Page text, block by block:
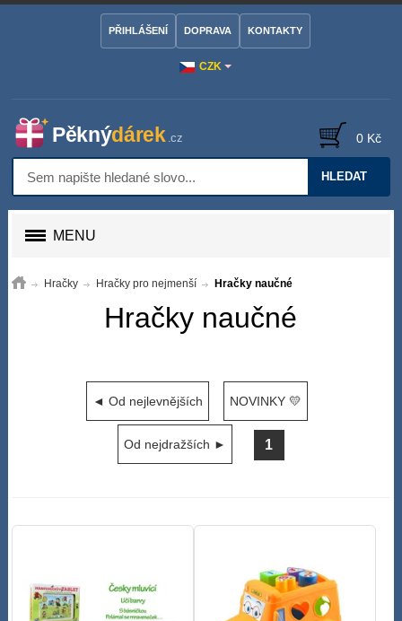
CZK
PŘIHLÁŠENÍ DOPRAVA KONTAKTY
HLEDAT
0 Kč
MENU
Hračky Hračky pro nejmenší Hračky naučné
Hračky naučné
◄ Od nejlevnějších NOVINKY 💛
Od nejdražších ► 1